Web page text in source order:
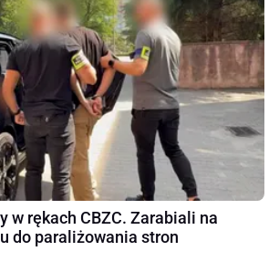
w rękach CBZC. Zarabiali na
do paraliżowania stron